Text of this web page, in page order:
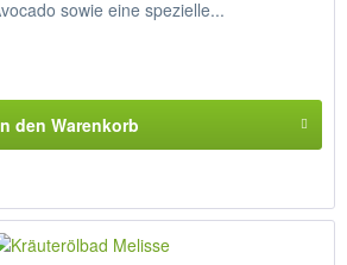
sowie eine spezielle...
den Warenkorb